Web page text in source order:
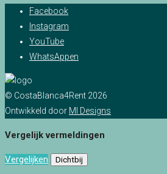
Facebook
Instagram
YouTube
WhatsAppen
© CostaBlanca4Rent 2026
Ontwikkeld door MI Designs
Vergelijk vermeldingen
Vergelijken Dichtbij